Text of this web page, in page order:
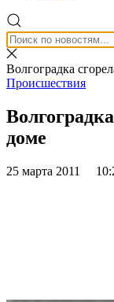
Волгоградка
Происшествия
доме
25 марта 2011